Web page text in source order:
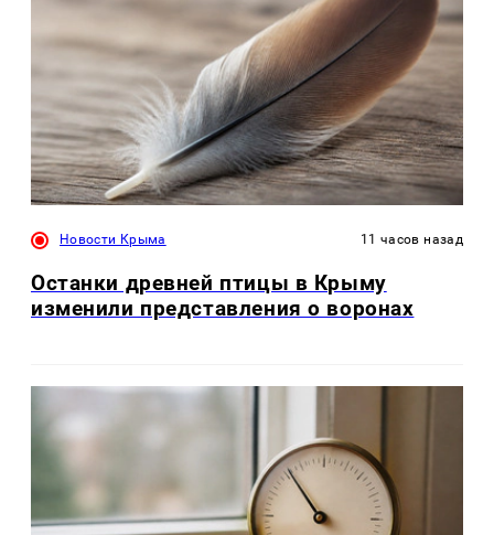
Новости Крыма 11 часов назад
Останки древней птицы в Крыму
изменили представления о воронах